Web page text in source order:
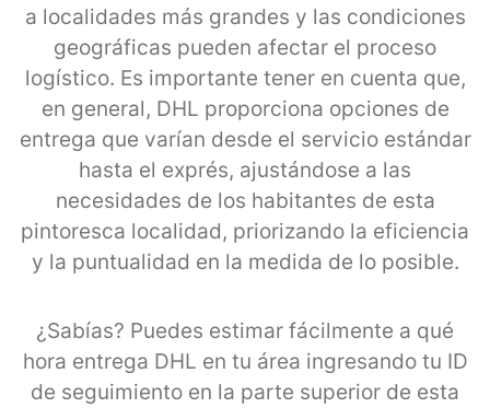
a localidades más grandes y las condiciones
geográficas pueden afectar el proceso
logístico. Es importante tener en cuenta que,
en general, DHL proporciona opciones de
entrega que varían desde el servicio estándar
hasta el exprés, ajustándose a las
necesidades de los habitantes de esta
pintoresca localidad, priorizando la eficiencia
y la puntualidad en la medida de lo posible.
¿Sabías? Puedes estimar fácilmente a qué
hora entrega DHL en tu área ingresando tu ID
de seguimiento en la parte superior de esta